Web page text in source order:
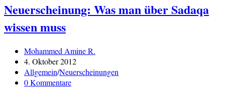
Benehmen
der
Leute
Qurʾān
Neuerscheinung: Was man über Sadaqa
wissen muss
Beitrags-
Autor:
Mohammed Amine R.
Beitrag
veröffentlicht:
4. Oktober 2012
Beitrags-
Kategorie:
Allgemein/Neuerscheinungen
Beitrags-
0 Kommentare